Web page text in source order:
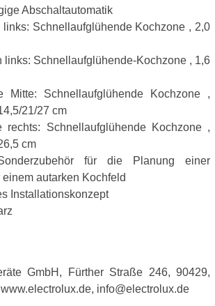
Abschaltautomatik
links: Schnellaufglühende Kochzone , 2,0
links: Schnellaufglühende-Kochzone , 1,6
Mitte: Schnellaufglühende Kochzone ,
21/27 cm
rechts: Schnellaufglühende Kochzone ,
cm
für die Planung einer
autarken Kochfeld
Installationskonzept
GmbH, Fürther Straße 246, 90429,
info@electrolux.de